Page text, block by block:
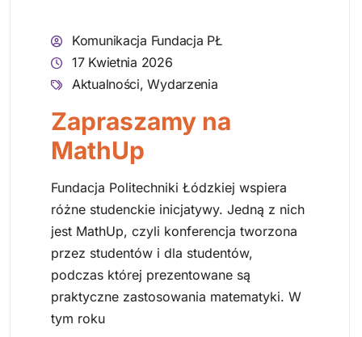
Komunikacja Fundacja PŁ
17 Kwietnia 2026
Aktualności,Wydarzenia
Zapraszamy na
MathUp
Fundacja Politechniki Łódzkiej wspiera
różne studenckie inicjatywy. Jedną z nich
jest MathUp, czyli konferencja tworzona
przez studentów i dla studentów,
podczas której prezentowane są
praktyczne zastosowania matematyki. W
tym roku